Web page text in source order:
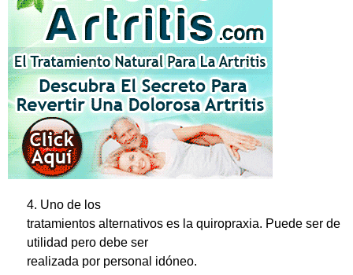
4. Uno de los
tratamientos alternativos es la quiropraxia. Puede ser de
utilidad pero debe ser
realizada por personal idóneo.